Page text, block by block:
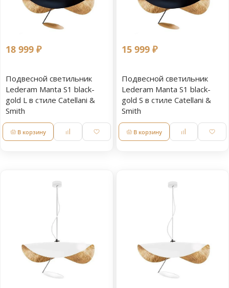
18 999 ₽
Подвесной светильник
Lederam Manta S1 black-
gold L в стиле Catellani &
Smith
В корзину
15 999 ₽
Подвесной светильник
Lederam Manta S1 black-
gold S в стиле Catellani &
Smith
В корзину